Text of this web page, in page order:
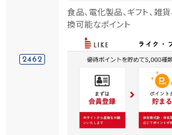
2462
食品、電化製品、ギフト、雑
換可能なポイント